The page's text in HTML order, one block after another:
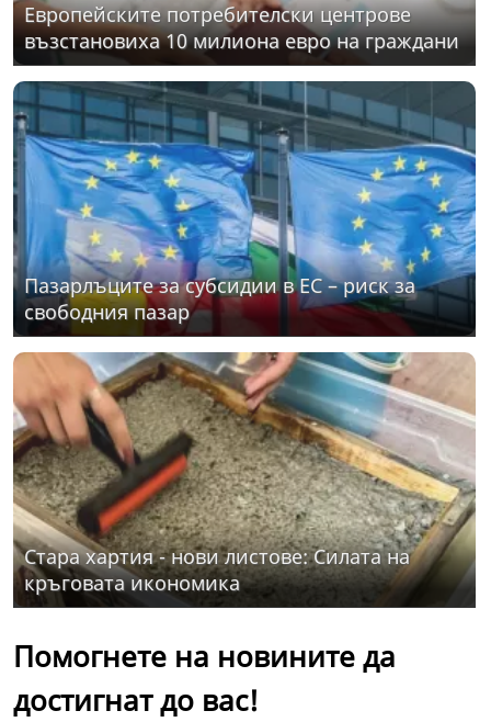
Eвропейските потребителски центрове
възстановиха 10 милиона евро на граждани
Пазарлъците за субсидии в ЕС – риск за
свободния пазар
Стара хартия - нови листове: Силата на
кръговата икономика
Помогнете на новините да
достигнат до вас!